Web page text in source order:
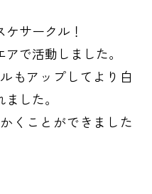
サークル！
で活動しました。
もアップしてより白
した。
くことができました